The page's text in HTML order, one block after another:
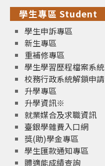
學生專區 Student
學生申訴專區
新生專區
重補修專區
學生學習歷程檔案系統
校務行政系統解鎖申請
升學專區
升學資訊※
就業媒合及求職資訊
臺銀學雜費入口網
獎(助)學金專區
學生匯款通知專區
體適能成績查詢